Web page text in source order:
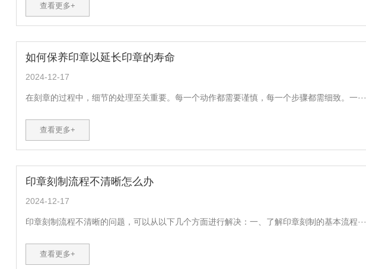
查看更多+
如何保养印章以延长印章的寿命
2024-12-17
在刻章的过程中，细节的处理至关重要。每一个动作都需要谨慎，每一个步骤都需细致。一···
查看更多+
印章刻制流程不清晰怎么办
2024-12-17
印章刻制流程不清晰的问题，可以从以下几个方面进行解决：一、了解印章刻制的基本流程···
查看更多+